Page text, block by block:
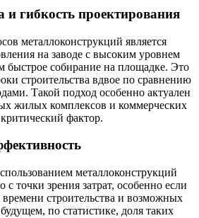
и гибкость проектирования
металлоконструкций является
на заводе с высоким уровнем
быстрое собирание на площадке. Это
строительства вдвое по сравнению
Такой подход особенно актуален
жилых комплексов и коммерческих
фактор.
металлоконструкций
с точки зрения затрат, особенно если
строительства и возможных
по статистике, доля таких